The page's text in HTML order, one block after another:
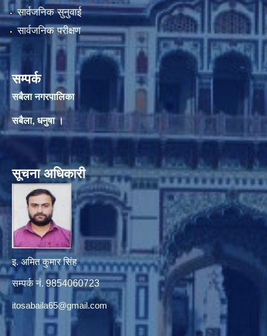
सार्वजनिक सुनुवाई
सार्वजनिक परीक्षण
सम्पर्क
सबैला नगरपालिका
सबैला, धनुषा ।
सूचना अधिकारी
इ. अमित कुमार सिंह
सम्पर्क नं. 9854060723
itosabaila65@gmail.com